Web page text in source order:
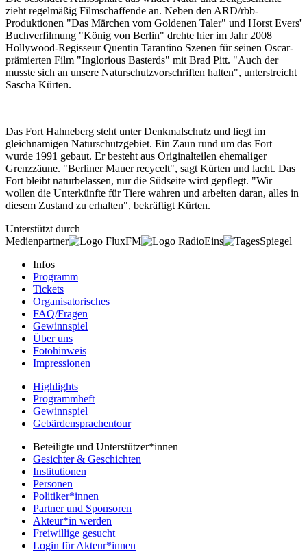
zieht regelmäßig Filmschaffende an. Neben den ARD/rbb-
Produktionen "Das Märchen vom Goldenen Taler" und Horst Evers'
Buchverfilmung "König von Berlin" drehte hier im Jahr 2008
Hollywood-Regisseur Quentin Tarantino Szenen für seinen Oscar-
prämierten Film "Inglorious Basterds" mit Brad Pitt. "Auch der
musste sich an unsere Naturschutzvorschriften halten", unterstreicht
Sascha Kürten.
Das Fort Hahneberg steht unter Denkmalschutz und liegt im
gleichnamigen Naturschutzgebiet. Ein Zaun rund um das Fort
wurde 1991 gebaut. Er besteht aus Originalteilen ehemaliger
Grenzzäune. "Berliner Mauer recycelt", sagt Kürten und lacht. Das
Fort bleibt naturbelassen, nur die Südseite wird gepflegt. "Wir
wollen die Unterkünfte für Tiere wahren und arbeiten daran, alles in
diesem Zustand zu erhalten", bekräftigt Kürten.
Unterstützt durch
Medienpartner
Infos
Programm
Tickets
Organisatorisches
FAQ/Fragen
Gewinnspiel
Über uns
Fotohinweis
Impressionen
Highlights
Programmheft
Gewinnspiel
Gebärdensprachentour
Beteiligte und Unterstützer*innen
Gesichter & Geschichten
Institutionen
Personen
Politiker*innen
Partner und Sponsoren
Akteur*in werden
Freiwillige gesucht
Login für Akteur*innen